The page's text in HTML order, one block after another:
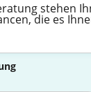
stehen
die es